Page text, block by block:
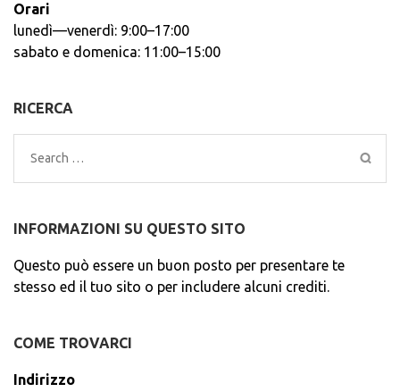
Orari
lunedì—venerdì: 9:00–17:00
sabato e domenica: 11:00–15:00
RICERCA
Search
for:
INFORMAZIONI SU QUESTO SITO
Questo può essere un buon posto per presentare te
stesso ed il tuo sito o per includere alcuni crediti.
COME TROVARCI
Indirizzo